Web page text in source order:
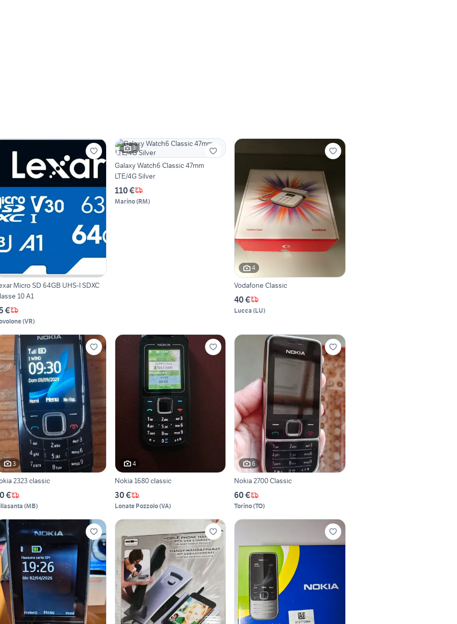
Micro SD 64GB UHS-I SDXC
10 A1
€
(VR)
3
Galaxy Watch6 Classic 47mm
LTE/4G Silver
110 €
Marino(RM)
4
Vodafone Classic
40 €
Lucca (LU)
3
2323 classic
€
(MB)
4
Nokia 1680 classic
30 €
Lonate Pozzolo(VA)
6
Nokia 2700 Classic
60 €
Torino(TO)